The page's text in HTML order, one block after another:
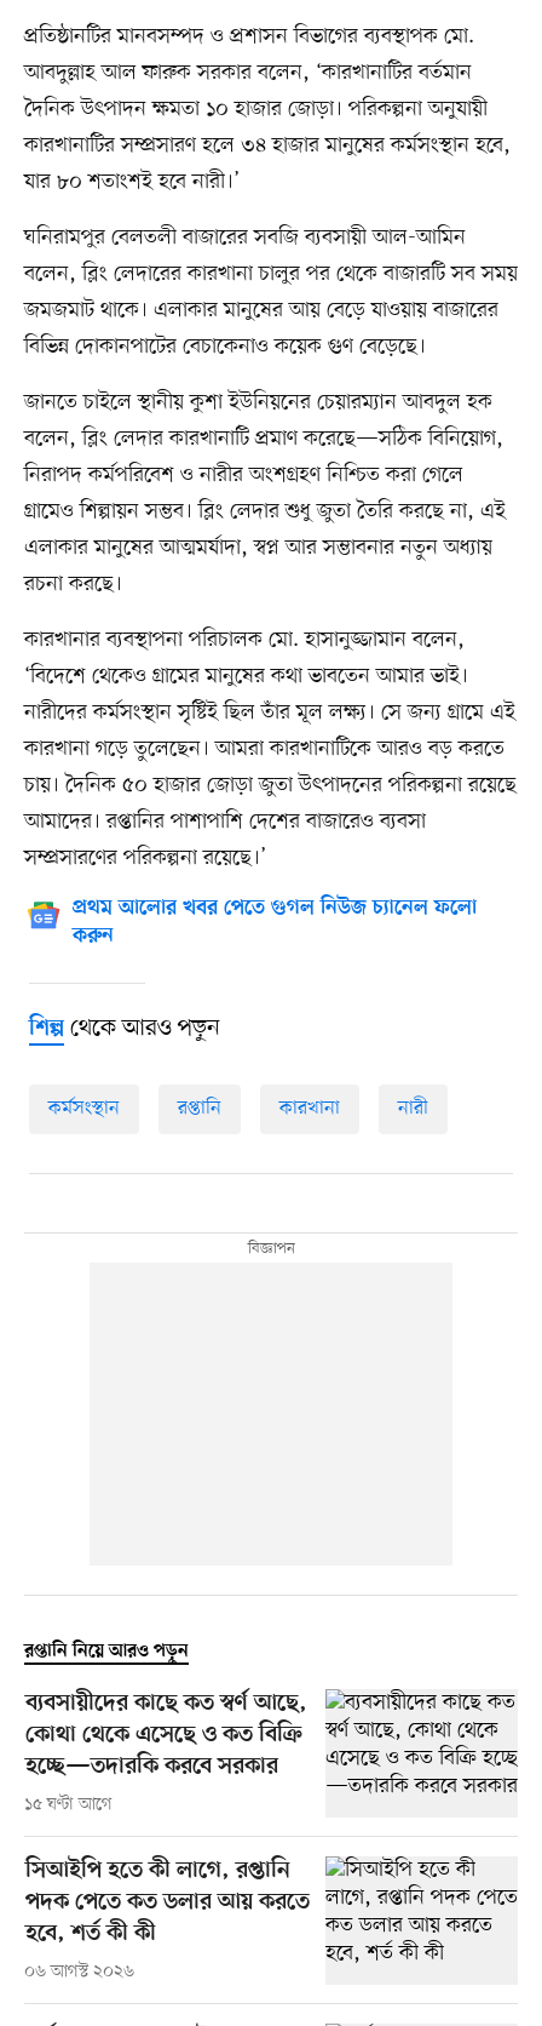
প্রতিষ্ঠানটির মানবসম্পদ ও প্রশাসন বিভাগের ব্যবস্থাপক মো.
আবদুল্লাহ আল ফারুক সরকার বলেন, ‘কারখানাটির বর্তমান
দৈনিক উৎপাদন ক্ষমতা ১০ হাজার জোড়া। পরিকল্পনা অনুযায়ী
কারখানাটির সম্প্রসারণ হলে ৩৪ হাজার মানুষের কর্মসংস্থান হবে,
যার ৮০ শতাংশই হবে নারী।’
ঘনিরামপুর বেলতলী বাজারের সবজি ব্যবসায়ী আল-আমিন
বলেন, ব্লিং লেদারের কারখানা চালুর পর থেকে বাজারটি সব সময়
জমজমাট থাকে। এলাকার মানুষের আয় বেড়ে যাওয়ায় বাজারের
বিভিন্ন দোকানপাটের বেচাকেনাও কয়েক গুণ বেড়েছে।
জানতে চাইলে স্থানীয় কুশা ইউনিয়নের চেয়ারম্যান আবদুল হক
বলেন, ব্লিং লেদার কারখানাটি প্রমাণ করেছে—সঠিক বিনিয়োগ,
নিরাপদ কর্মপরিবেশ ও নারীর অংশগ্রহণ নিশ্চিত করা গেলে
গ্রামেও শিল্পায়ন সম্ভব। ব্লিং লেদার শুধু জুতা তৈরি করছে না, এই
এলাকার মানুষের আত্মমর্যাদা, স্বপ্ন আর সম্ভাবনার নতুন অধ্যায়
রচনা করছে।
কারখানার ব্যবস্থাপনা পরিচালক মো. হাসানুজ্জামান বলেন,
‘বিদেশে থেকেও গ্রামের মানুষের কথা ভাবতেন আমার ভাই।
নারীদের কর্মসংস্থান সৃষ্টিই ছিল তাঁর মূল লক্ষ্য। সে জন্য গ্রামে এই
কারখানা গড়ে তুলেছেন। আমরা কারখানাটিকে আরও বড় করতে
চায়। দৈনিক ৫০ হাজার জোড়া জুতা উৎপাদনের পরিকল্পনা রয়েছে
আমাদের। রপ্তানির পাশাপাশি দেশের বাজারেও ব্যবসা
সম্প্রসারণের পরিকল্পনা রয়েছে।’
প্রথম আলোর খবর পেতে গুগল নিউজ চ্যানেল ফলো
করুন
শিল্পথেকে আরও পড়ুন
কর্মসংস্থান রপ্তানি কারখানা নারী
রপ্তানি নিয়ে আরও পড়ুন
ব্যবসায়ীদের কাছে কত স্বর্ণ আছে,
কোথা থেকে এসেছে ও কত বিক্রি
হচ্ছে—তদারকি করবে সরকার
১৫ ঘণ্টা আগে
সিআইপি হতে কী লাগে, রপ্তানি
পদক পেতে কত ডলার আয় করতে
হবে, শর্ত কী কী
০৬ আগস্ট ২০২৬